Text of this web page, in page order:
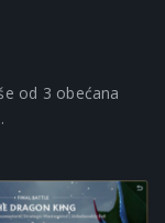
16, 2025
od 3 obećana